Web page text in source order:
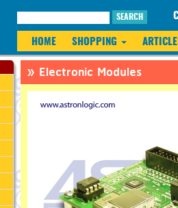
SEARCH
HOME SHOPPING
» Electronic Modules